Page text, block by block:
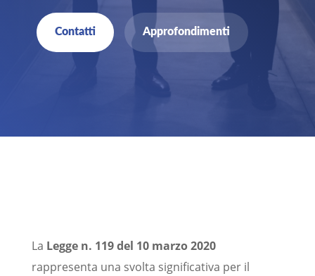
Contatti Approfondimenti
La Legge n. 119 del 10 marzo 2020
rappresenta una svolta significativa per il